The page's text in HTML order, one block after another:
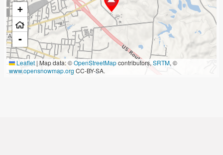
+
-
Leaflet | Map data: ©OpenStreetMapcontributors,SRTM, ©
www.opensnowmap.org CC-BY-SA.